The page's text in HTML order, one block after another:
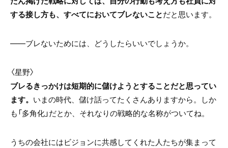
する接し方も、すべてにおいてブレないことだと思います。
――ブレないためには、どうしたらいいでしょうか。
〈星野〉
ブレるきっかけは短期的に儲けようとすることだと思ってい
ます。 いまの時代、儲け話ってたくさんありますから。しか
も「多角化」だとか、それなりの戦略的な名称がついてね。
うちの会社にはビジョンに共感してくれた人たちが集まって